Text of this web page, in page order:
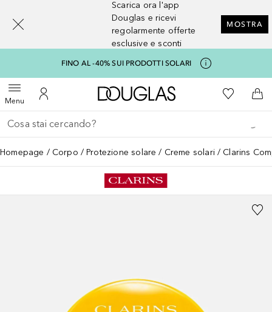
Scarica ora l'app
Douglas e ricevi
regolarmente offerte
esclusive e sconti
MOSTRA
FINO AL -40% SUI PRODOTTI SOLARI
MenuApri menuAl Mio Account
A Douglas HomeAlla Mia
Al
Torna indietro
Esegui ricerca
Homepage Corpo Protezione solare Creme solari Clarins
[navigation.slideout.screenreader]